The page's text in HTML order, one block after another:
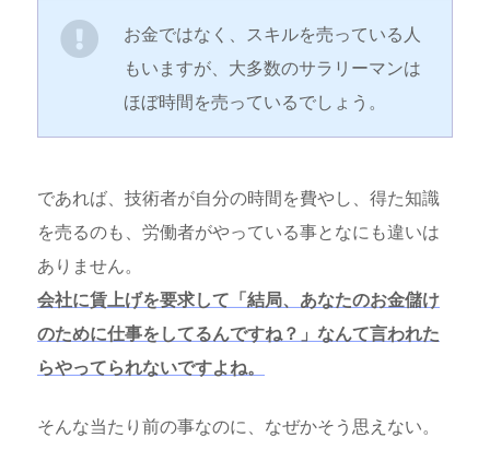
お金ではなく、スキルを売っている人
もいますが、大多数のサラリーマンは
ほぼ時間を売っているでしょう。
であれば、技術者が自分の時間を費やし、得た知識
を売るのも、労働者がやっている事となにも違いは
ありません。
会社に賃上げを要求して「結局、あなたのお金儲け
のために仕事をしてるんですね？」なんて言われた
らやってられないですよね。
そんな当たり前の事なのに、なぜかそう思えない。